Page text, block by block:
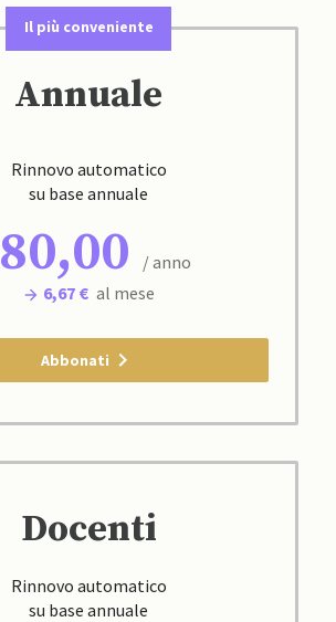
Il più conveniente
Annuale
Rinnovo automatico
su base annuale
80,00
/ anno
6,67 € al mese
Abbonati
Docenti
Rinnovo automatico
su base annuale